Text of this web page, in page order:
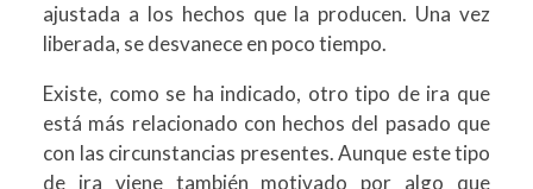
ajustada a los hechos que la producen. Una vez
liberada, se desvanece en poco tiempo.
Existe, como se ha indicado, otro tipo de ira que
está más relacionado con hechos del pasado que
con las circunstancias presentes. Aunque este tipo
de ira viene también motivado por algo que